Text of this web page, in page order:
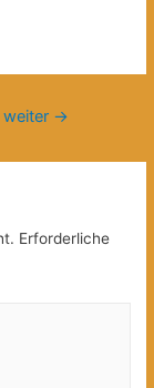
weiter →
Erforderliche